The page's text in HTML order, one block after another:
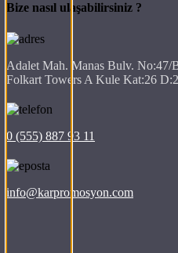
Bize nasıl ulaşabilirsiniz ?
Adalet Mah. Manas Bulv. No:47/
Folkart Towers A Kule Kat:26
0 (555) 887 93 11
info@karpromosyon.com